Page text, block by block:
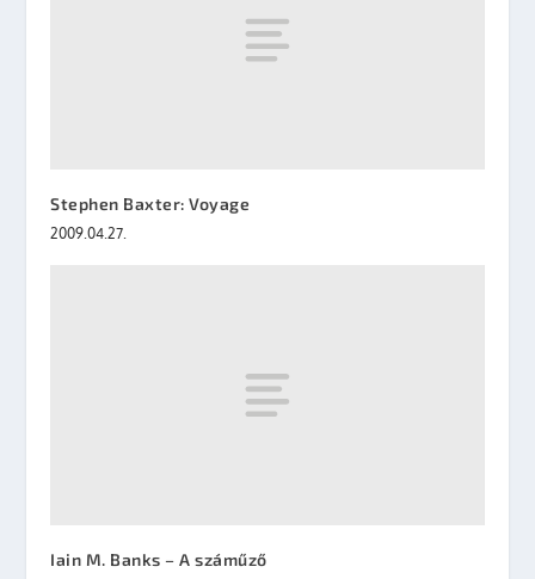
Stephen Baxter: Voyage
2009.04.27.
Iain M. Banks – A száműző